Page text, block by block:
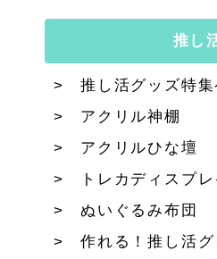
推し
推し活グッズ特集
アクリル神棚
アクリルひな壇
トレカディスプレ
ぬいぐるみ布団
作れる！推し活